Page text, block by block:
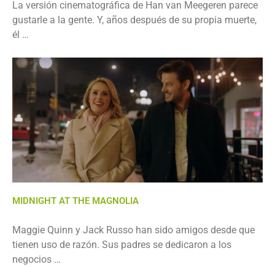
La versión cinematográfica de Han van Meegeren parece
gustarle a la gente. Y, años después de su propia muerte,
él …
MIDNIGHT AT THE MAGNOLIA
Maggie Quinn y Jack Russo han sido amigos desde que
tienen uso de razón. Sus padres se dedicaron a los
negocios …